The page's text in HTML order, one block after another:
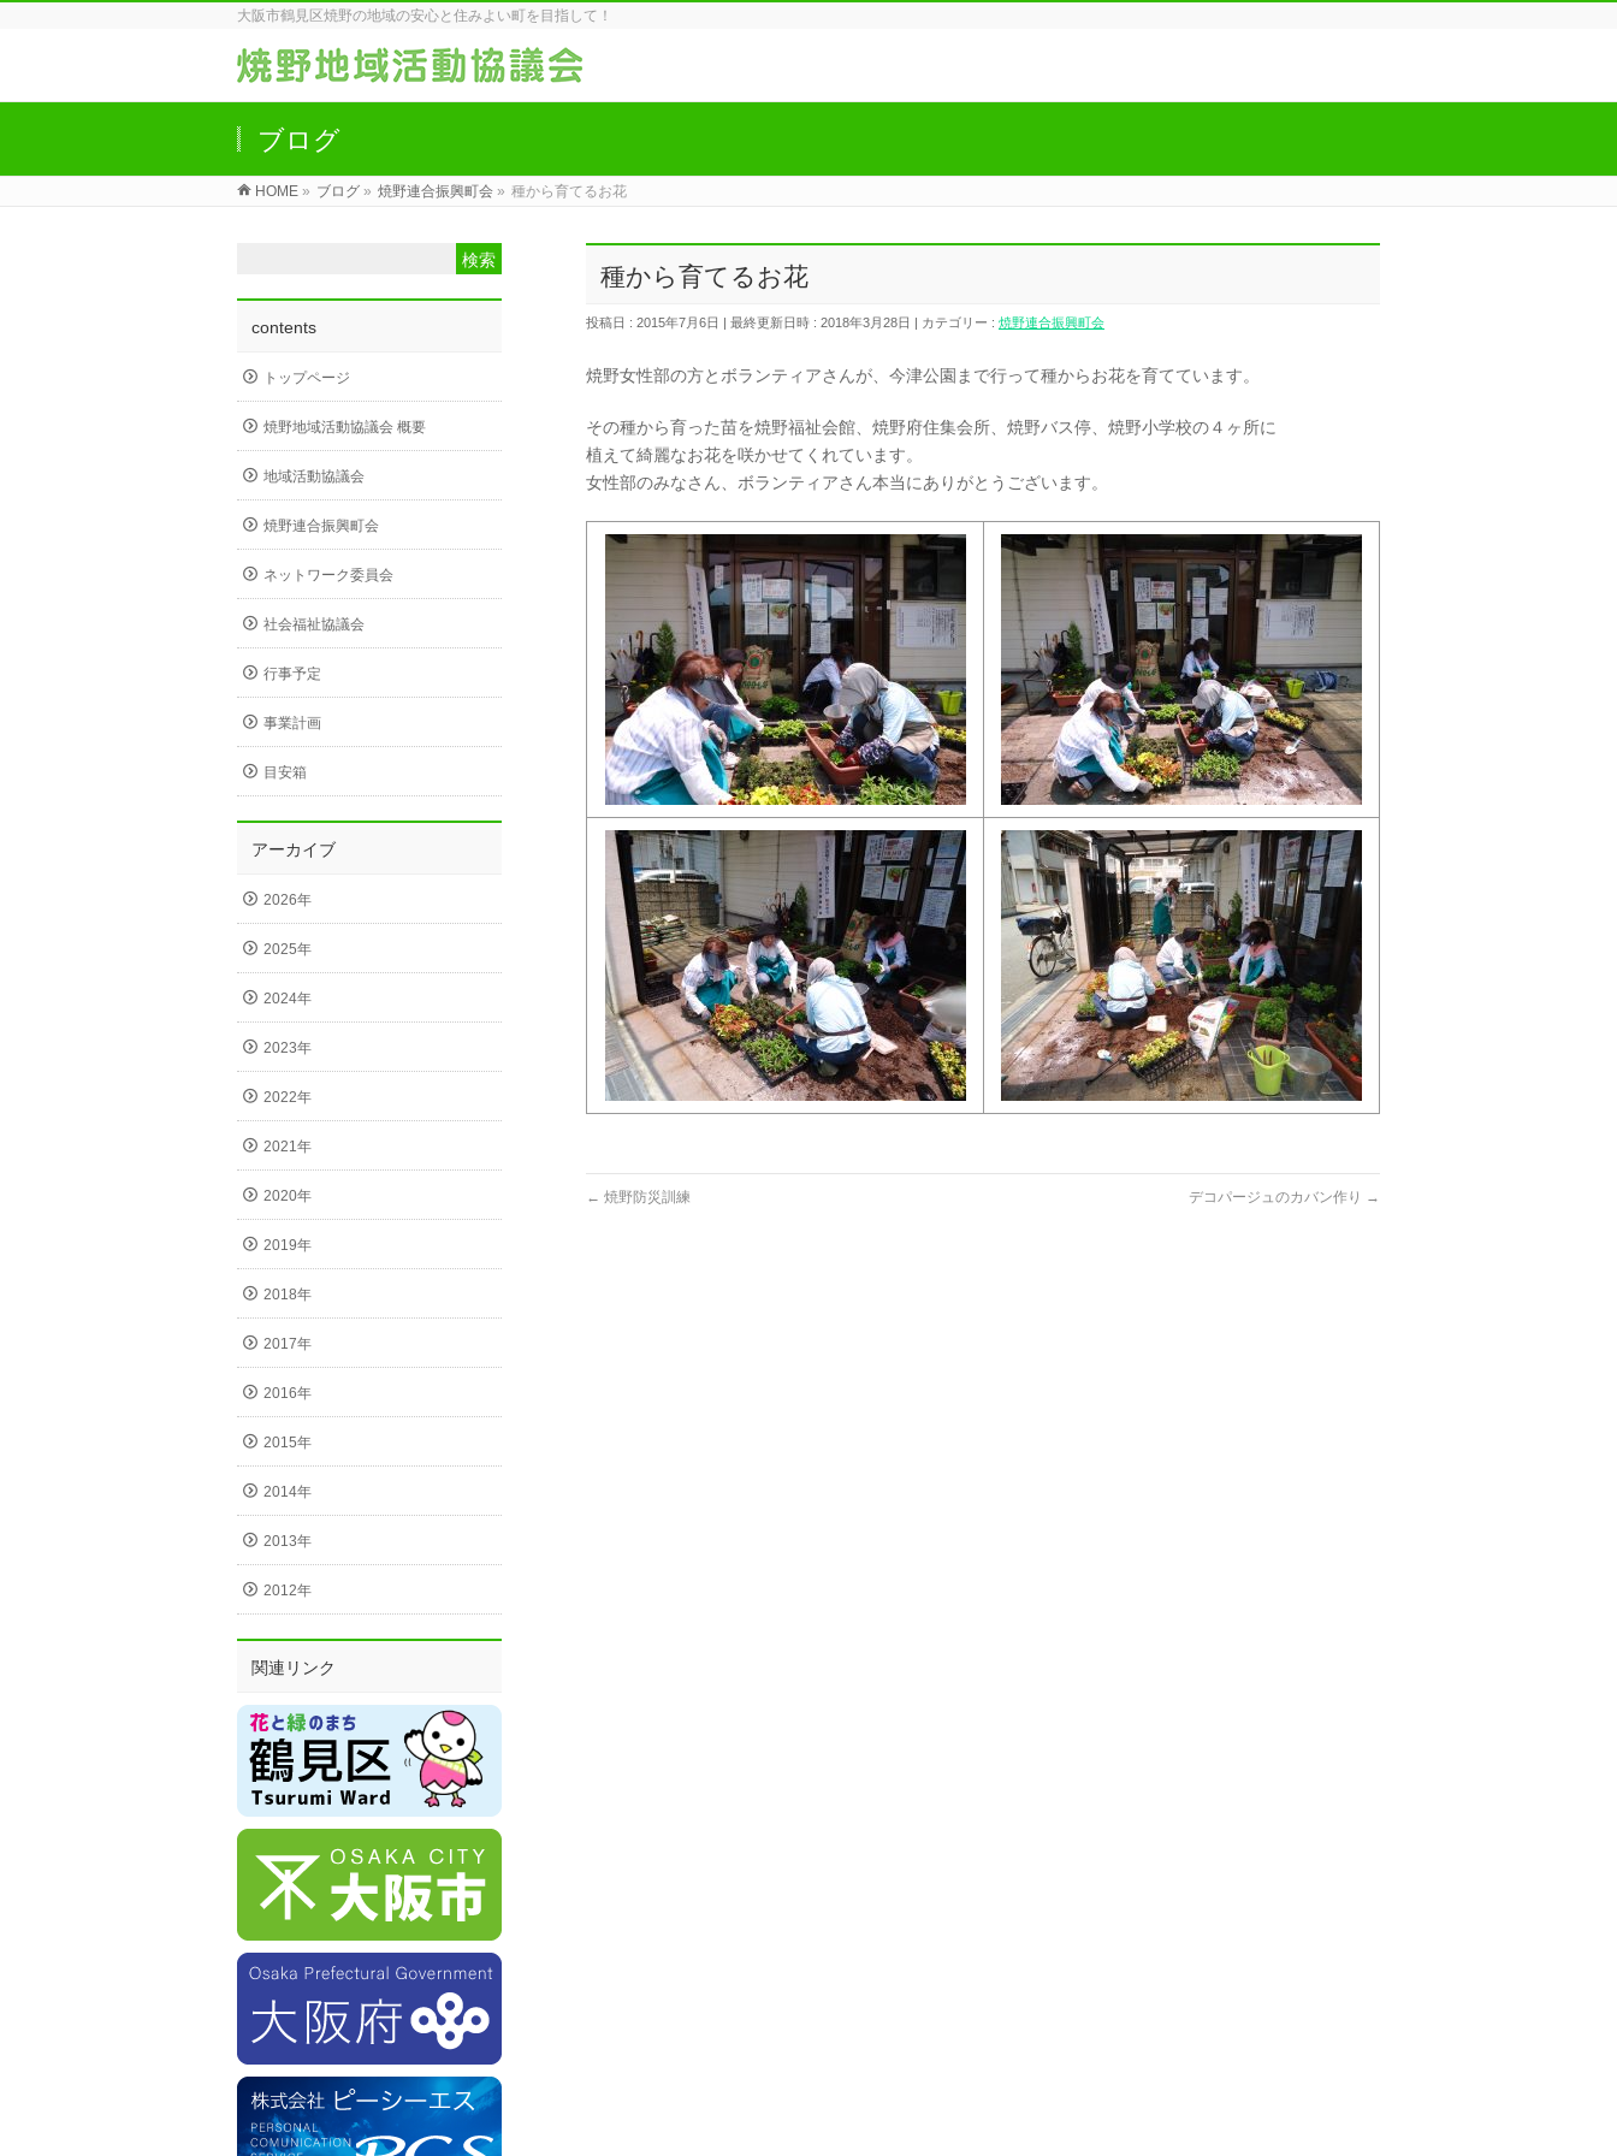
大阪市鶴見区焼野の地域の安心と住みよい町を目指して！
ブログ
HOME » ブログ » 焼野連合振興町会 » 種から育てるお花
種から育てるお花
投稿日 : 2015年7月6日 最終更新日時 : 2018年3月28日 カテゴリー : 焼野連合振興町会
焼野女性部の方とボランティアさんが、今津公園まで行って種からお花を育てています。
その種から育った苗を焼野福祉会館、焼野府住集会所、焼野バス停、焼野小学校の４ヶ所に
植えて綺麗なお花を咲かせてくれています。
女性部のみなさん、ボランティアさん本当にありがとうございます。
← 焼野防災訓練 デコパージュのカバン作り →
contents
トップページ
焼野地域活動協議会 概要
地域活動協議会
焼野連合振興町会
ネットワーク委員会
社会福祉協議会
行事予定
事業計画
目安箱
アーカイブ
2026年
2025年
2024年
2023年
2022年
2021年
2020年
2019年
2018年
2017年
2016年
2015年
2014年
2013年
2012年
関連リンク